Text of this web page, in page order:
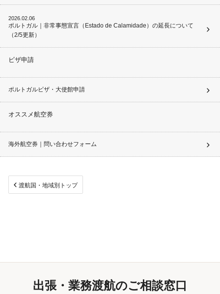
2026.02.06
ポルトガル｜非常事態宣言（Estado de Calamidade）の延長について
（2/5更新）
ビザ申請
ポルトガルビザ・大使館申請
オススメ航空券
海外航空券｜問い合わせフォーム
渡航国・地域別トップ
出張・業務渡航のご相談窓口